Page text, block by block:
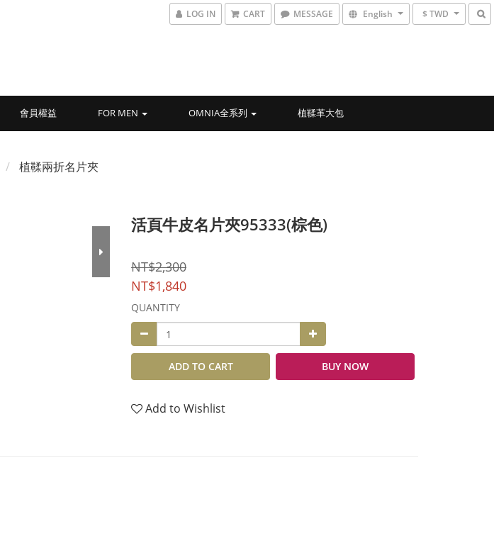
LOG IN CART MESSAGE English $ TWD
會員權益 FOR MEN OMNIA全系列 植鞣革大包
植鞣兩折名片夾
活頁牛皮名片夾95333(棕色)
NT$2,300
NT$1,840
QUANTITY
ADD TO CART BUY NOW
Add to Wishlist